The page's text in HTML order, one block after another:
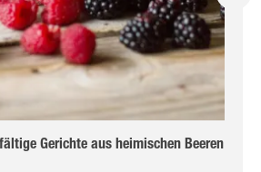
Gerichte aus heimischen Beeren